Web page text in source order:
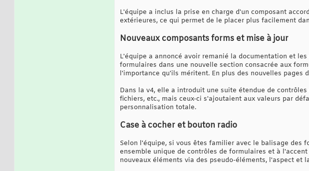
L'équipe a inclus la prise en charge d'un composant
extérieures, ce qui permet de le placer plus facilement
Nouveaux composants forms et mise à jour
L'équipe a annoncé avoir remanié la documentation et
formulaires dans une nouvelle section consacrée aux
l'importance qu'ils méritent. En plus des nouvelles
Dans la v4, elle a introduit une suite étendue de
fichiers, etc., mais ceux-ci s'ajoutaient aux valeurs par
personnalisation totale.
Case à cocher et bouton radio
Selon l'équipe, si vous êtes familier avec le balisage des
ensemble unique de contrôles de formulaires et à
nouveaux éléments via des pseudo-éléments, l'aspect et